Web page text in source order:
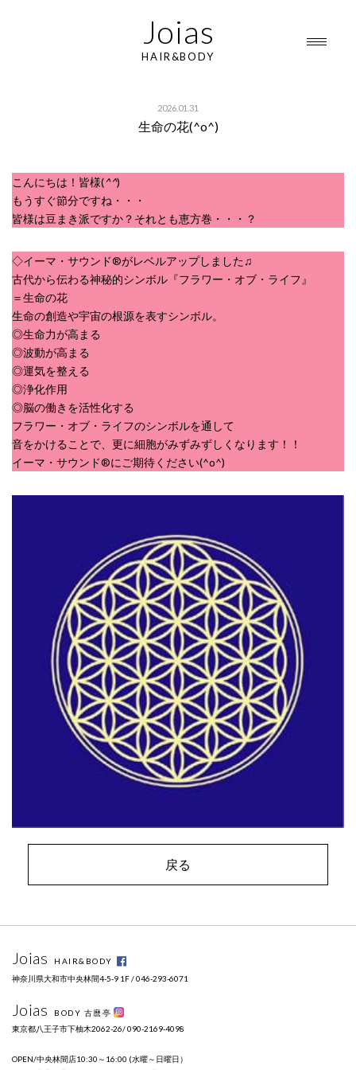
Joias
HAIR&BODY
2026.01.31
生命の花(^o^)
こんにちは！皆様(^^)
もうすぐ節分ですね・・・
皆様は豆まき派ですか？それとも恵方巻・・・？
◇イーマ・サウンド®がレベルアップしました♫
古代から伝わる神秘的シンボル『フラワー・オブ・ライフ』
＝生命の花
生命の創造や宇宙の根源を表すシンボル。
◎生命力が高まる
◎波動が高まる
◎運気を整える
◎浄化作用
◎脳の働きを活性化する
フラワー・オブ・ライフのシンボルを通して
音をかけることで、更に細胞がみずみずしくなります！！
イーマ・サウンド®にご期待ください(^o^)
戻る
Joias
HAIR&BODY
神奈川県大和市中央林間4-5-9 1F / 046-293-6071
Joias
BODY 古麿亭
東京都八王子市下柚木2062-26/ 090-2169-4098
OPEN/中央林間店10:30～16:00 (水曜～日曜日）